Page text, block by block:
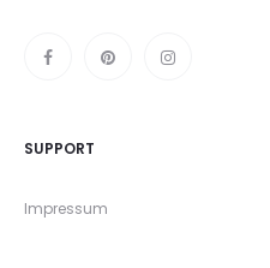
SUPPORT
Impressum